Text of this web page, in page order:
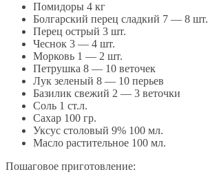
Помидоры 4 кг
Болгарский перец сладкий 7 — 8 шт.
Перец острый 3 шт.
Чеснок 3 — 4 шт.
Морковь 1 — 2 шт.
Петрушка 8 — 10 веточек
Лук зеленый 8 — 10 перьев
Базилик свежий 2 — 3 веточки
Соль 1 ст.л.
Сахар 100 гр.
Уксус столовый 9% 100 мл.
Масло растительное 100 мл.
Пошаговое приготовление: